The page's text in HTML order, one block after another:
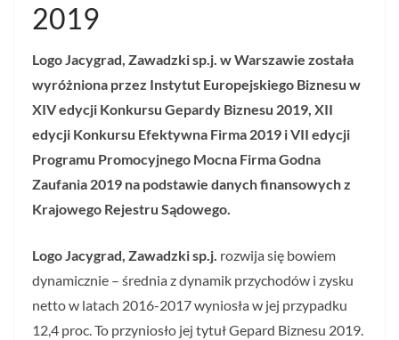
2019
Logo Jacygrad, Zawadzki sp.j. w Warszawie została
wyróżniona przez Instytut Europejskiego Biznesu w
XIV edycji Konkursu Gepardy Biznesu 2019, XII
edycji Konkursu Efektywna Firma 2019 i VII edycji
Programu Promocyjnego Mocna Firma Godna
Zaufania 2019 na podstawie danych finansowych z
Krajowego Rejestru Sądowego.
Logo Jacygrad, Zawadzki sp.j. rozwija się bowiem
dynamicznie – średnia z dynamik przychodów i zysku
netto w latach 2016-2017 wyniosła w jej przypadku
12,4 proc. To przyniosło jej tytuł Gepard Biznesu 2019.